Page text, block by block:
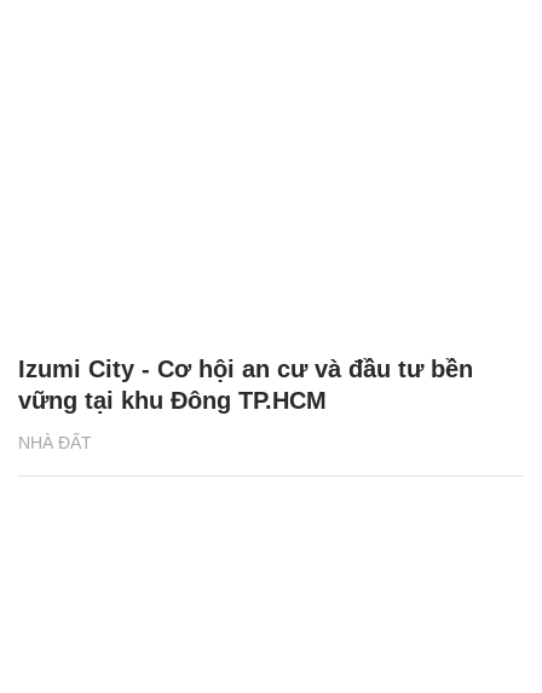
NHÀ ĐẤT
Izumi City - Cơ hội an cư và đầu tư bền
vững tại khu Đông TP.HCM